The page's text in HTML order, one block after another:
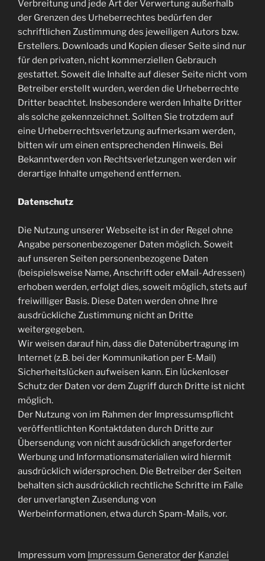
Verbreitung und jede Art der Verwertung außerhalb
der Grenzen des Urheberrechtes bedürfen der
schriftlichen Zustimmung des jeweiligen Autors bzw.
Erstellers. Downloads und Kopien dieser Seite sind nur
für den privaten, nicht kommerziellen Gebrauch
gestattet. Soweit die Inhalte auf dieser Seite nicht vom
Betreiber erstellt wurden, werden die Urheberrechte
Dritter beachtet. Insbesondere werden Inhalte Dritter
als solche gekennzeichnet. Sollten Sie trotzdem auf
eine Urheberrechtsverletzung aufmerksam werden,
bitten wir um einen entsprechenden Hinweis. Bei
Bekanntwerden von Rechtsverletzungen werden wir
derartige Inhalte umgehend entfernen.
Datenschutz
Die Nutzung unserer Webseite ist in der Regel ohne
Angabe personenbezogener Daten möglich. Soweit
auf unseren Seiten personenbezogene Daten
(beispielsweise Name, Anschrift oder eMail-Adressen)
erhoben werden, erfolgt dies, soweit möglich, stets auf
freiwilliger Basis. Diese Daten werden ohne Ihre
ausdrückliche Zustimmung nicht an Dritte
weitergegeben.
Wir weisen darauf hin, dass die Datenübertragung im
Internet (z.B. bei der Kommunikation per E-Mail)
Sicherheitslücken aufweisen kann. Ein lückenloser
Schutz der Daten vor dem Zugriff durch Dritte ist nicht
möglich.
Der Nutzung von im Rahmen der Impressumspflicht
veröffentlichten Kontaktdaten durch Dritte zur
Übersendung von nicht ausdrücklich angeforderter
Werbung und Informationsmaterialien wird hiermit
ausdrücklich widersprochen. Die Betreiber der Seiten
behalten sich ausdrücklich rechtliche Schritte im Falle
der unverlangten Zusendung von
Werbeinformationen, etwa durch Spam-Mails, vor.
Impressum vom Impressum Generatorder Kanzlei